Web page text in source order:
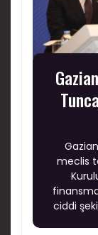
meclis
ciddi